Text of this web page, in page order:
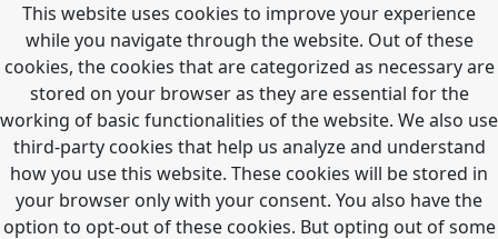
This website uses cookies to improve your experience
while you navigate through the website. Out of these
cookies, the cookies that are categorized as necessary are
stored on your browser as they are essential for the
working of basic functionalities of the website. We also use
third-party cookies that help us analyze and understand
how you use this website. These cookies will be stored in
your browser only with your consent. You also have the
option to opt-out of these cookies. But opting out of some